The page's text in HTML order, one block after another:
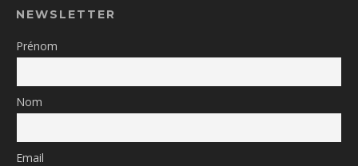
NEWSLETTER
Prénom
Nom
Email